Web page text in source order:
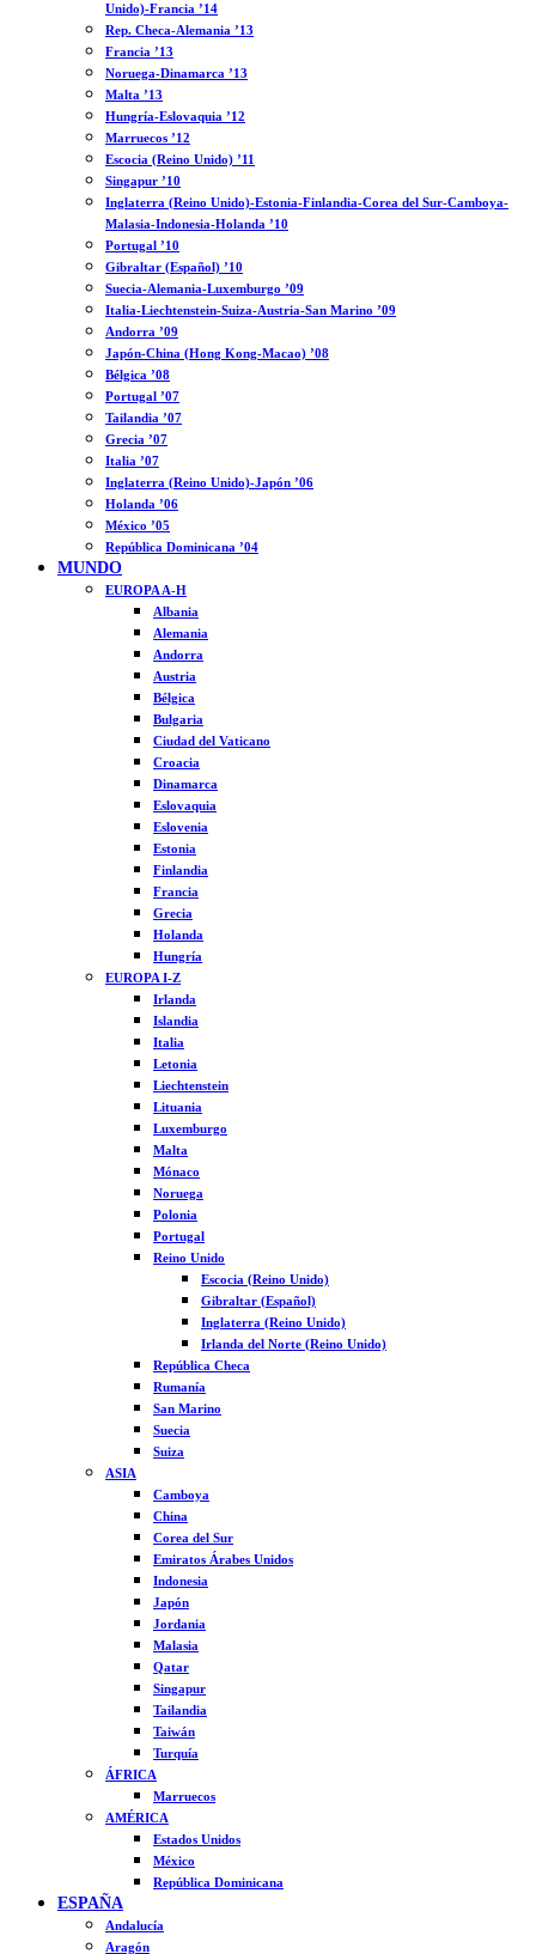
Unido)-Francia ’14
Rep. Checa-Alemania ’13
Francia ’13
Noruega-Dinamarca ’13
Malta ’13
Hungría-Eslovaquia ’12
Marruecos ’12
Escocia (Reino Unido) ’11
Singapur ’10
Inglaterra (Reino Unido)-Estonia-Finlandia-Corea del Sur-Camboya-
Malasia-Indonesia-Holanda ’10
Portugal ’10
Gibraltar (Español) ’10
Suecia-Alemania-Luxemburgo ’09
Italia-Liechtenstein-Suiza-Austria-San Marino ’09
Andorra ’09
Japón-China (Hong Kong-Macao) ’08
Bélgica ’08
Portugal ’07
Tailandia ’07
Grecia ’07
Italia ’07
Inglaterra (Reino Unido)-Japón ’06
Holanda ’06
México ’05
República Dominicana ’04
MUNDO
EUROPA A-H
Albania
Alemania
Andorra
Austria
Bélgica
Bulgaria
Ciudad del Vaticano
Croacia
Dinamarca
Eslovaquia
Eslovenia
Estonia
Finlandia
Francia
Grecia
Holanda
Hungría
EUROPA I-Z
Irlanda
Islandia
Italia
Letonia
Liechtenstein
Lituania
Luxemburgo
Malta
Mónaco
Noruega
Polonia
Portugal
Reino Unido
Escocia (Reino Unido)
Gibraltar (Español)
Inglaterra (Reino Unido)
Irlanda del Norte (Reino Unido)
República Checa
Rumanía
San Marino
Suecia
Suiza
ASIA
Camboya
China
Corea del Sur
Emiratos Árabes Unidos
Indonesia
Japón
Jordania
Malasia
Qatar
Singapur
Tailandia
Taiwán
Turquía
ÁFRICA
Marruecos
AMÉRICA
Estados Unidos
México
República Dominicana
ESPAÑA
Andalucía
Aragón